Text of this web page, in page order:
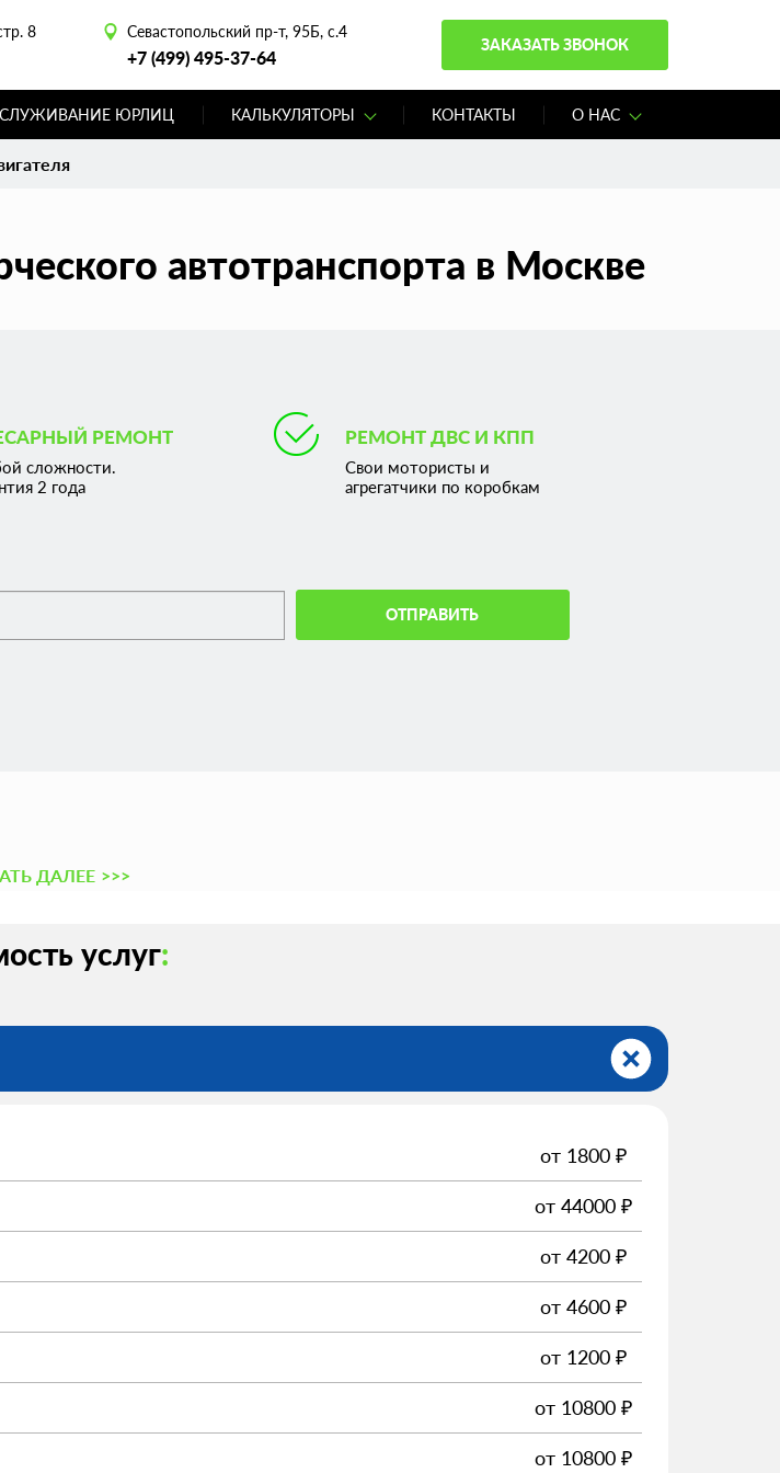
8 Севастопольский пр-т, 95Б, с.4
+7 (499) 495-37-64
ЗАКАЗАТЬ ЗВОНОК
ЮРЛИЦ КАЛЬКУЛЯТОРЫ КОНТАКТЫ О НАС
автотранспорта в Москве
РЕМОНТ
сложности.
2 года
РЕМОНТ ДВС И КПП
Свои мотористы и
агрегатчики по коробкам
ОТПРАВИТЬ
ДАЛЕЕ >>>
услуг:
от 1800 ₽
от 44000 ₽
от 4200 ₽
от 4600 ₽
от 1200 ₽
от 10800 ₽
от 10800 ₽